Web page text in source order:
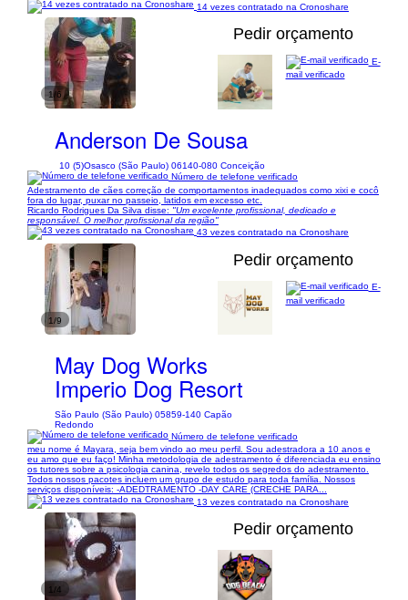
14 vezes contratado na Cronoshare
1/6
Pedir orçamento
Anderson De Sousa
10 (5)Osasco (São Paulo) 06140-080 Conceição
E-
mail verificado
Número de telefone verificado
Adestramento de cães correção de comportamentos inadequados como xixi e cocô
fora do lugar, puxar no passeio, latidos em excesso etc.
Ricardo Rodrigues Da Silva disse: "Um excelente profissional, dedicado e
responsável. O melhor profissional da região"
43 vezes contratado na Cronoshare
1/9
Pedir orçamento
May Dog Works
Imperio Dog Resort
São Paulo (São Paulo) 05859-140 Capão
Redondo
E-
mail verificado
Número de telefone verificado
meu nome é Mayara, seja bem vindo ao meu perfil. Sou adestradora a 10 anos e
eu amo que eu faço! Minha metodologia de adestramento é diferenciada eu ensino
os tutores sobre a psicologia canina, revelo todos os segredos do adestramento.
Todos nossos pacotes incluem um grupo de estudo para toda família. Nossos
serviços disponíveis: -ADEDTRAMENTO -DAY CARE (CRECHE PARA...
13 vezes contratado na Cronoshare
1/4
Pedir orçamento